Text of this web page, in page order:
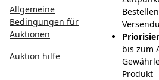
Allgemeine
Bedingungen für
Auktionen
Auktion hilfe
bis zum
Produkt